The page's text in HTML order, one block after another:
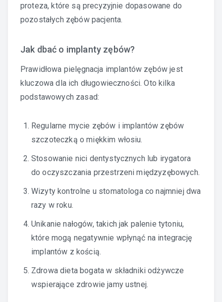
proteza, które są precyzyjnie dopasowane do
pozostałych zębów pacjenta.
Jak dbać o implanty zębów?
Prawidłowa pielęgnacja implantów zębów jest
kluczowa dla ich długowieczności. Oto kilka
podstawowych zasad:
Regularne mycie zębów i implantów zębów
szczoteczką o miękkim włosiu.
Stosowanie nici dentystycznych lub irygatora
do oczyszczania przestrzeni międzyzębowych.
Wizyty kontrolne u stomatologa co najmniej dwa
razy w roku.
Unikanie nałogów, takich jak palenie tytoniu,
które mogą negatywnie wpłynąć na integrację
implantów z kością.
Zdrowa dieta bogata w składniki odżywcze
wspierające zdrowie jamy ustnej.